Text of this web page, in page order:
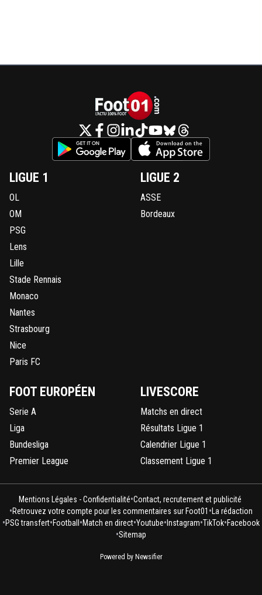
LIGUE 1
OL
OM
PSG
Lens
Lille
Stade Rennais
Monaco
Nantes
Strasbourg
Nice
Paris FC
LIGUE 2
ASSE
Bordeaux
FOOT EUROPÉEN
Serie A
Liga
Bundesliga
Premier League
LIVESCORE
Matchs en direct
Résultats Ligue 1
Calendrier Ligue 1
Classement Ligue 1
Mentions Légales - Confidentialité•Contact, recrutement et publicité
•Retrouvez votre compte pour les commentaires sur Foot01 •La rédaction
•PSG transfert•Football•Match en direct•Youtube•Instagram•TikTok•Facebook
•Sitemap
Powered by Newsifier